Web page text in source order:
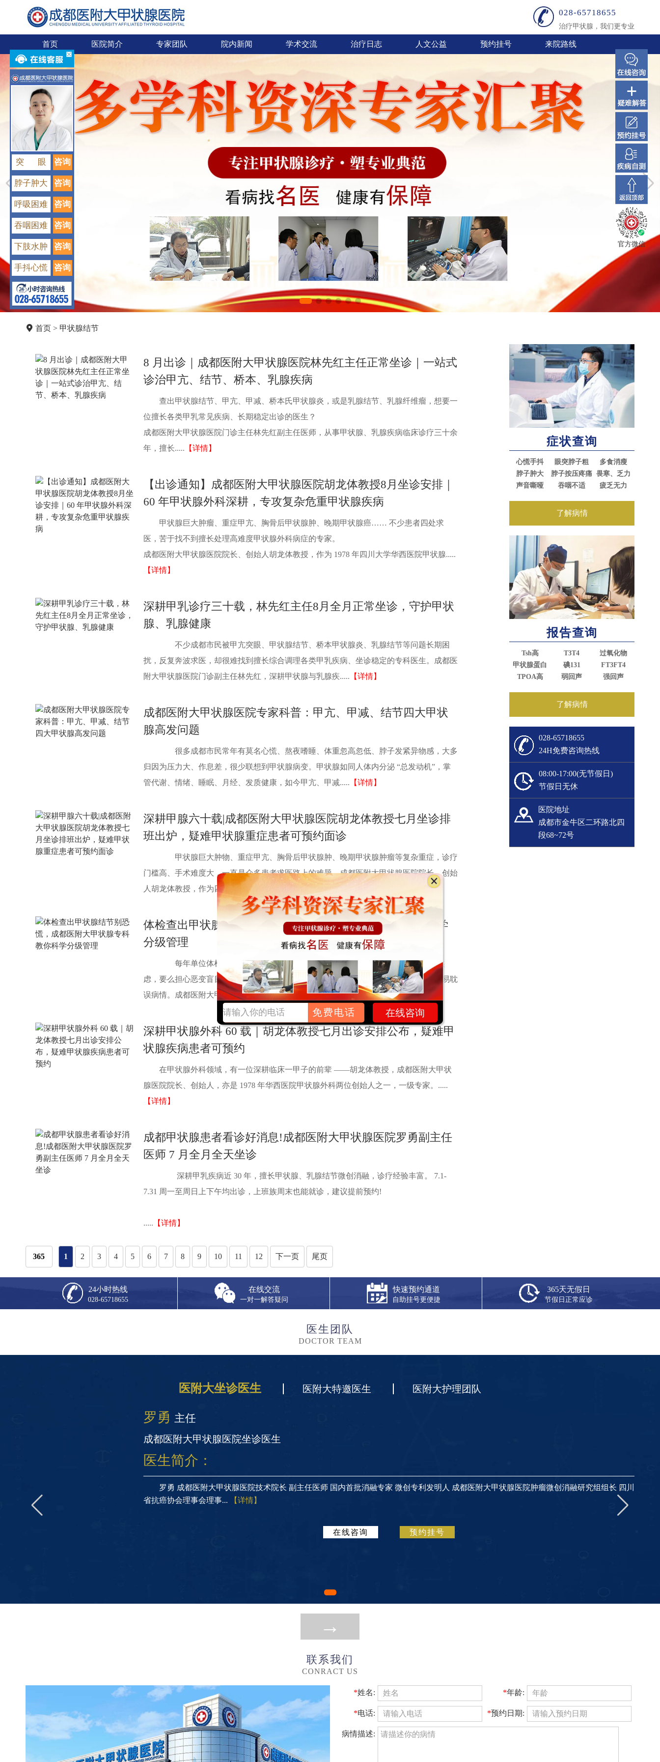
028-65718655
治疗甲状腺，我们更专业
首页 医院简介 专家团队 院内新闻 学术交流 治疗日志 人文公益 预约挂号 来院路线
首页 > 甲状腺结节
8 月出诊｜成都医附大甲状腺医院林先红主任正常坐诊｜一站式
诊治甲亢、结节、桥本、乳腺疾病
查出甲状腺结节、甲亢、甲减、桥本氏甲状腺炎，或是乳腺结节、乳腺纤维瘤，想要一
位擅长各类甲乳常见疾病、长期稳定出诊的医生？
成都医附大甲状腺医院门诊主任林先红副主任医师，从事甲状腺、乳腺疾病临床诊疗三十余
年，擅长..... 【详情】
【出诊通知】成都医附大甲状腺医院胡龙体教授8月坐诊安排｜
60 年甲状腺外科深耕，专攻复杂危重甲状腺疾病
甲状腺巨大肿瘤、重症甲亢、胸骨后甲状腺肿、晚期甲状腺癌…… 不少患者四处求
医，苦于找不到擅长处理高难度甲状腺外科病症的专家。
成都医附大甲状腺医院院长、创始人胡龙体教授，作为 1978 年四川大学华西医院甲状腺.....
【详情】
深耕甲乳诊疗三十载，林先红主任8月全月正常坐诊，守护甲状
腺、乳腺健康
不少成都市民被甲亢突眼、甲状腺结节、桥本甲状腺炎、乳腺结节等问题长期困
扰，反复奔波求医，却很难找到擅长综合调理各类甲乳疾病、坐诊稳定的专科医生。成都医
附大甲状腺医院门诊副主任林先红，深耕甲状腺与乳腺疾..... 【详情】
成都医附大甲状腺医院专家科普：甲亢、甲减、结节四大甲状
腺高发问题
很多成都市民常年有莫名心慌、熬夜嗜睡、体重忽高忽低、脖子发紧异物感，大多
归因为压力大、作息差，很少联想到甲状腺病变。甲状腺如同人体内分泌 “总发动机”，掌
管代谢、情绪、睡眠、月经、发质健康，如今甲亢、甲减..... 【详情】
深耕甲腺六十载|成都医附大甲状腺医院胡龙体教授七月坐诊排
班出炉，疑难甲状腺重症患者可预约面诊
甲状腺巨大肿物、重症甲亢、胸骨后甲状腺肿、晚期甲状腺肿瘤等复杂重症，诊疗
门槛高、手术难度大，一直是众多患者求医路上的难题。成都医附大甲状腺医院院长、创始
人胡龙体教授，作为四川大学华西医院甲状腺外科1978.....
体检查出甲状腺结节别恐慌，成都医附大甲状腺专科教你科学
分级管理
每年单位体检，不少成都市民拿到彩超报告，看到 “甲状腺结节” 四个字瞬间焦
虑，要么担心恶变盲目要求手术，要么觉得不痛不痒直接放任不管，两种极端认知都容易耽
误病情。成都医附大甲状腺医院，深耕甲状腺、乳腺疾病规范.....
【详情】
深耕甲状腺外科 60 载｜胡龙体教授七月出诊安排公布，疑难甲
状腺疾病患者可预约
在甲状腺外科领域，有一位深耕临床一甲子的前辈 ——胡龙体教授，成都医附大甲状
腺医院院长、创始人，亦是 1978 年华西医院甲状腺外科两位创始人之一，一级专家。.....
【详情】
成都甲状腺患者看诊好消息!成都医附大甲状腺医院罗勇副主任
医师 7 月全月全天坐诊
深耕甲乳疾病近 30 年，擅长甲状腺、乳腺结节微创消融，诊疗经验丰富。 7.1-
7.31 周一至周日上下午均出诊，上班族周末也能就诊，建议提前预约!
..... 【详情】
365 1 2 3 4 5 6 7 8 9 10 11 12 下一页 尾页
症状查询
心慌手抖 眼突脖子粗
多食消瘦
脖子肿大
脖子按压疼痛 畏寒、乏力
声音嘶哑
吞咽不适 疲乏无力
了解病情
报告查询
Tsh高 T3T4
过氧化物
甲状腺蛋白
碘131
FT3FT4
TPOA高
弱回声 强回声
了解病情
028-65718655
24H免费咨询热线
08:00-17:00(无节假日)
节假日无休
医院地址
成都市金牛区二环路北四
段68~72号
24小时热线
028-65718655
在线交流
一对一解答疑问
快速预约通道
自助挂号更便捷
365天无假日
节假日正常应诊
医生团队
DOCTOR TEAM
医附大坐诊医生 医附大特邀医生 医附大护理团队
罗勇 主任
成都医附大甲状腺医院坐诊医生
医生简介：
罗勇 成都医附大甲状腺医院技术院长 副主任医师 国内首批消融专家 微创专利发明人 成都医附大甲状腺医院肿瘤微创消融研究组组长 四川
省抗癌协会理事会理事...
【详情】
在线咨询 预约挂号
→
联系我们
CONRACT US
*姓名: *年龄:
*电话: *预约日期:
病情描述:
官方微信
突 眼 咨询
脖子肿大 咨询
呼吸困难 咨询
吞咽困难 咨询
下肢水肿 咨询
手抖心慌 咨询
免费电话 在线咨询